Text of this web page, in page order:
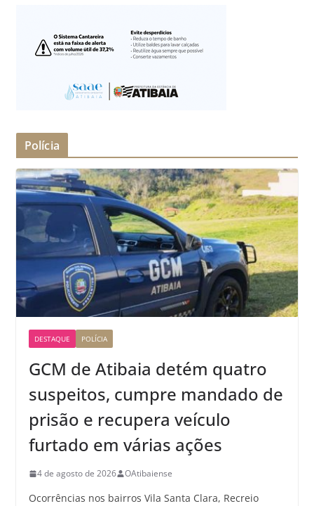
Polícia
DESTAQUE POLÍCIA
GCM de Atibaia detém quatro
suspeitos, cumpre mandado de
prisão e recupera veículo
furtado em várias ações
4 de agosto de 2026 OAtibaiense
Ocorrências nos bairros Vila Santa Clara, Recreio